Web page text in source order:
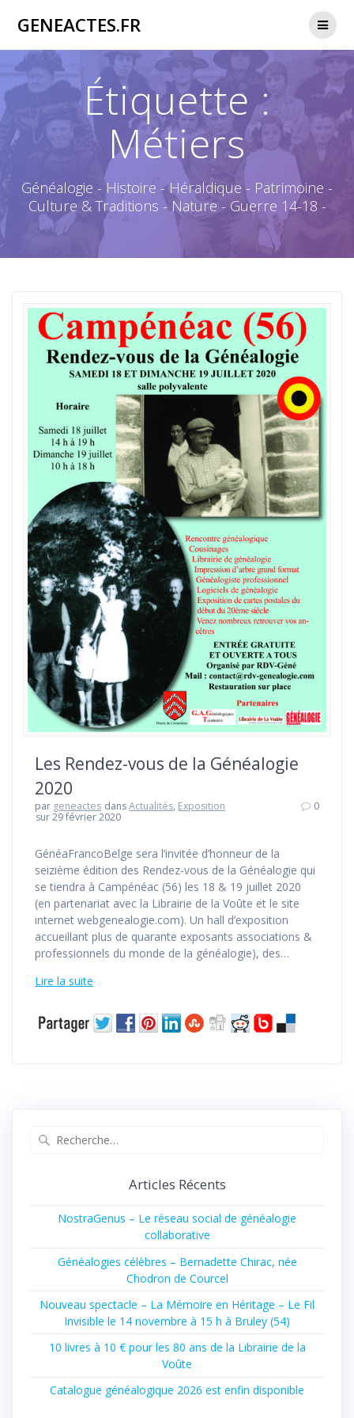
GENEACTES.FR
Étiquette :
Métiers
Généalogie - Histoire - Héraldique - Patrimoine -
Culture & Traditions - Nature - Guerre 14-18 -
Les Rendez-vous de la Généalogie
2020
par geneactes dansActualités, Exposition
sur 29 février 2020
0
GénéaFrancoBelge sera l’invitée d’honneur de la
seizième édition des Rendez-vous de la Généalogie qui
se tiendra à Campénéac (56) les 18 & 19 juillet 2020
(en partenariat avec la Librairie de la Voûte et le site
internet webgenealogie.com). Un hall d’exposition
accueillant plus de quarante exposants associations &
professionnels du monde de la généalogie), des…
Lire la suite
Articles Récents
NostraGenus – Le réseau social de généalogie
collaborative
Généalogies célèbres – Bernadette Chirac, née
Chodron de Courcel
Nouveau spectacle – La Mémoire en Héritage – Le Fil
Invisible le 14 novembre à 15 h à Bruley (54)
10 livres à 10 € pour les 80 ans de la Librairie de la
Voûte
Catalogue généalogique 2026 est enfin disponible